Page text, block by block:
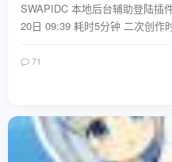
SWAPIDC 本地后台辅助登陆插
20日 09:39 耗时5分钟 二次创作
71